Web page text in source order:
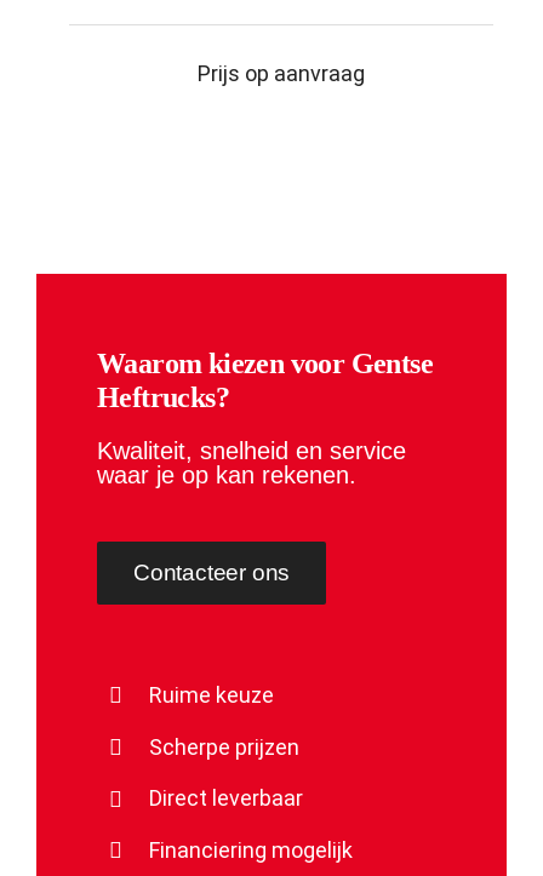
Prijs op aanvraag
Waarom kiezen voor Gentse
Heftrucks?
Kwaliteit, snelheid en service
waar je op kan rekenen.
Contacteer ons
Ruime keuze
Scherpe prijzen
Direct leverbaar
Financiering mogelijk